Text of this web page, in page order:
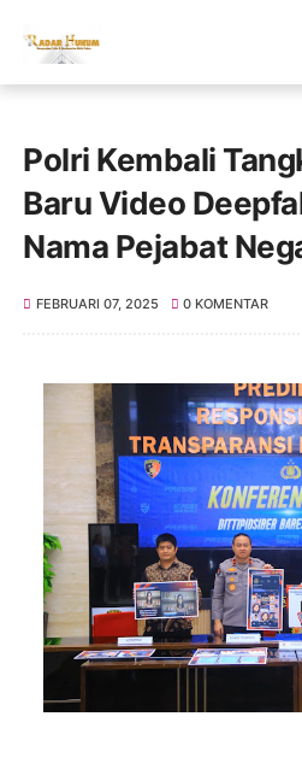
Polri Kembali
Baru Video
Nama Pejabat
FEBRUARI 07, 2025 0 KOMENTAR